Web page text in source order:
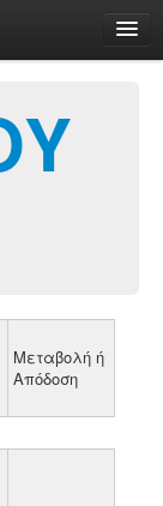
Μεταβολή ή
Απόδοση